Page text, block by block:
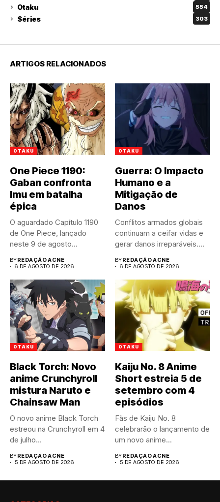
Otaku 554
Séries 303
ARTIGOS RELACIONADOS
OTAKU
One Piece 1190:
Gaban confronta
Imu em batalha
épica
O aguardado Capítulo 1190
de One Piece, lançado
neste 9 de agosto...
BYREDAÇÃO ACNE
6 DE AGOSTO DE 2026
OTAKU
Guerra: O Impacto
Humano e a
Mitigação de
Danos
Conflitos armados globais
continuam a ceifar vidas e
gerar danos irreparáveis.
BYREDAÇÃO ACNE
6 DE AGOSTO DE 2026
OTAKU
Black Torch: Novo
anime Crunchyroll
mistura Naruto e
Chainsaw Man
O novo anime Black Torch
estreou na Crunchyroll em 4
de julho...
BYREDAÇÃO ACNE
5 DE AGOSTO DE 2026
OTAKU
Kaiju No. 8 Anime
Short estreia 5 de
setembro com 4
episódios
Fãs de Kaiju No. 8
celebrarão o lançamento de
um novo anime...
BYREDAÇÃO ACNE
5 DE AGOSTO DE 2026